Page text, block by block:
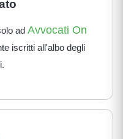
ad Avvocati On
iscritti all'albo degli